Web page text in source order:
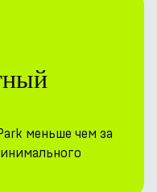
меньше чем за